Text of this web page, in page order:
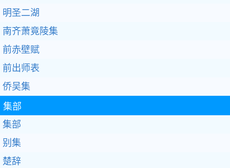
明圣二湖
南齐萧竟陵集
前赤壁赋
前出师表
侨吴集
集部
集部
别集
楚辞